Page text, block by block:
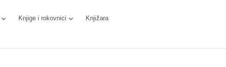
Knjige i rokovnici Knjižara